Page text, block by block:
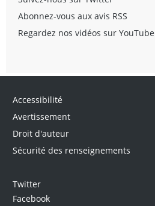
Abonnez-vous aux avis RSS
Regardez nos vidéos sur YouTube
Accessibilité
Avertissement
Droit d'auteur
Sécurité des renseignements
Twitter
Facebook